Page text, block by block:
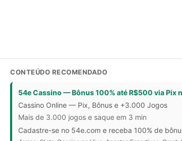
CONTEÚDO RECOMENDADO
54e Cassino — Bônus 100% até R$500 via Pix
Cassino Online — Pix, Bônus e +3.000 Jogos
Mais de 3.000 jogos e saque em 3 min
Cadastre-se no 54e.com e receba 100% de